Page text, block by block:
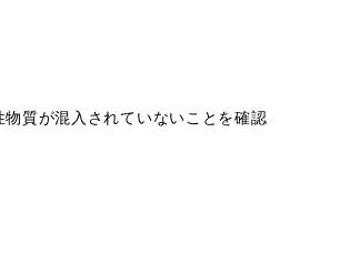
質が混入されていないことを確認